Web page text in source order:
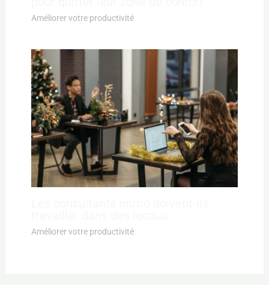
Améliorer votre productivité
Améliorer votre productivité